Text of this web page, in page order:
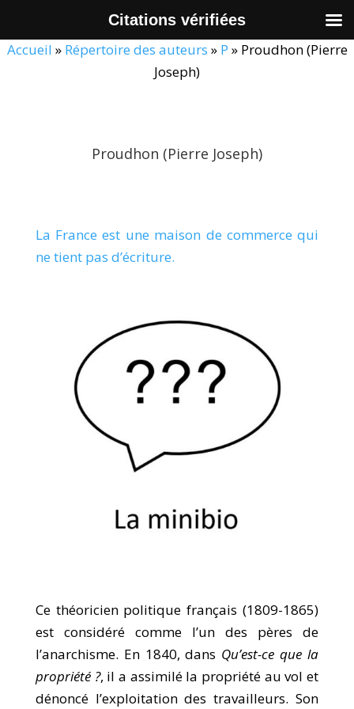
Accueil » Répertoire des auteurs » P » Proudhon (Pierre
Joseph)
Proudhon (Pierre Joseph)
La France est une maison de commerce qui
ne tient pas d’écriture.
Ce théoricien politique français (1809-1865)
est considéré comme l’un des pères de
l’anarchisme. En 1840, dans Qu’est-ce que la
propriété ?, il a assimilé la propriété au vol et
dénoncé l’exploitation des travailleurs. Son
Citations vérifiées